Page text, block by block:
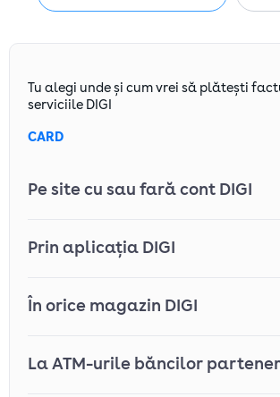
Tu alegi unde și cum vrei să plătești
serviciile DIGI
CARD
Pe site cu sau fară cont DIGI
online rapid și simplu. Plătește
toate detaliile despre cum poți plăti
Prin aplicația DIGI
tale pe orice device:
Apple Store
În orice magazin DIGI
La ATM-urile băncilor